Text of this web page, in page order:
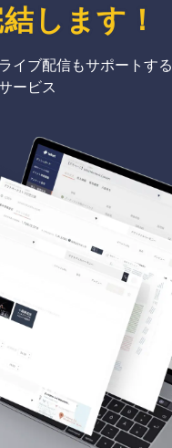
します ！
イブ配信もサポートする
ービス